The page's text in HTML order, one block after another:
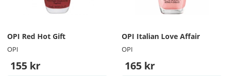
OPI Red Hot Gift
OPI
155 kr
OPI Italian Love Affair
OPI
165 kr